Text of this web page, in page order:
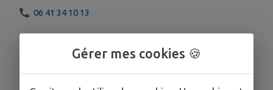
06 41 34 10 13
Gérer mes cookies 🍪